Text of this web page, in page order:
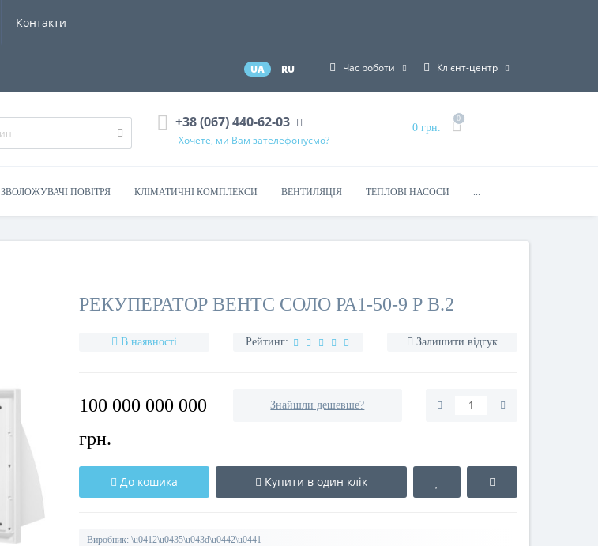
Контакти
UA RU Час роботи Клієнт-центр
+38 (067) 440-62-03
Хочете, ми Вам зателефонуємо?
0 грн.
0
ЗВОЛОЖУВАЧІ ПОВІТРЯ КЛІМАТИЧНІ КОМПЛЕКСИ ВЕНТИЛЯЦІЯ ТЕПЛОВІ НАСОСИ ...
РЕКУПЕРАТОР ВЕНТС СОЛО РА1-50-9 Р В.2
В наявності Рейтинг: Залишити відгук
100 000 000 000
грн.
Знайшли дешевше?
До кошика Купити в один клік
Виробник: \u0412\u0435\u043d\u0442\u0441